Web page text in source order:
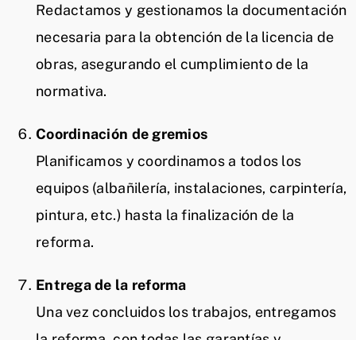
Redactamos y gestionamos la documentación
necesaria para la obtención de la licencia de
obras, asegurando el cumplimiento de la
normativa.
Coordinación de gremios
Planificamos y coordinamos a todos los
equipos (albañilería, instalaciones, carpintería,
pintura, etc.) hasta la finalización de la
reforma.
Entrega de la reforma
Una vez concluidos los trabajos, entregamos